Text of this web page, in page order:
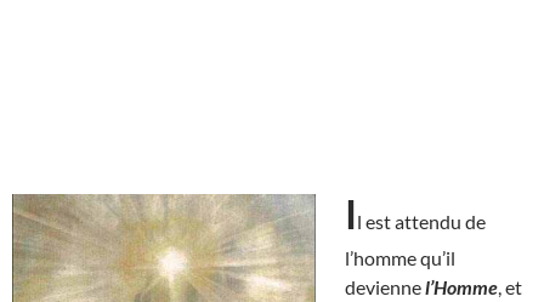
Il est attendu de
l’homme qu’il
deviennel’Homme , et